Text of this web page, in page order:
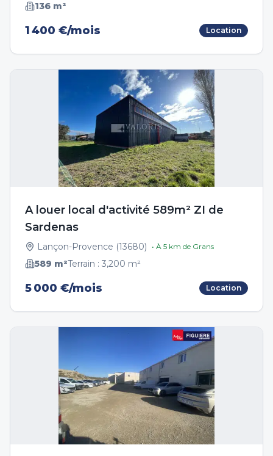
136 m²
1 400 €/mois Location
A louer local d'activité 589m² ZI de
Sardenas
Lançon-Provence (13680) • À 5 km de Grans
589 m²Terrain : 3,200 m²
5 000 €/mois Location